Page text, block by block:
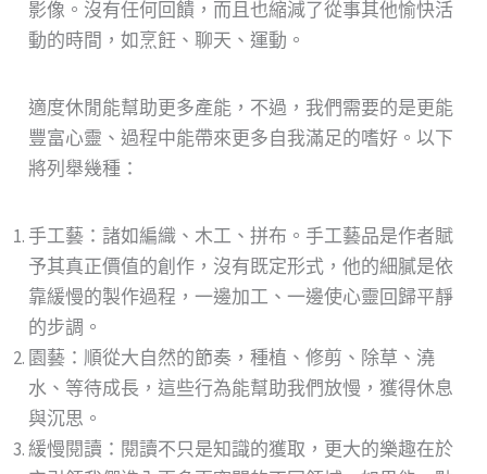
影像。沒有任何回饋，而且也縮減了從事其他愉快活
動的時間，如烹飪、聊天、運動。
適度休閒能幫助更多產能，不過，我們需要的是更能
豐富心靈、過程中能帶來更多自我滿足的嗜好。以下
將列舉幾種：
手工藝：諸如編織、木工、拼布。手工藝品是作者賦
予其真正價值的創作，沒有既定形式，他的細膩是依
靠緩慢的製作過程，一邊加工、一邊使心靈回歸平靜
的步調。
園藝：順從大自然的節奏，種植、修剪、除草、澆
水、等待成長，這些行為能幫助我們放慢，獲得休息
與沉思。
緩慢閱讀：閱讀不只是知識的獲取，更大的樂趣在於